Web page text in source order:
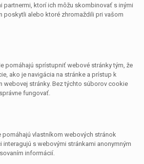
partnermi, ktorí ich môžu skombinovať s inými
poskytli alebo ktoré zhromaždili pri vašom
pomáhajú sprístupniť webové stránky tým, že
ako je navigácia na stránke a prístup k
webovej stránky. Bez týchto súborov cookie
fungovať.
vlastníkom webových stránok
s webovými stránkami anonymným
informácií.